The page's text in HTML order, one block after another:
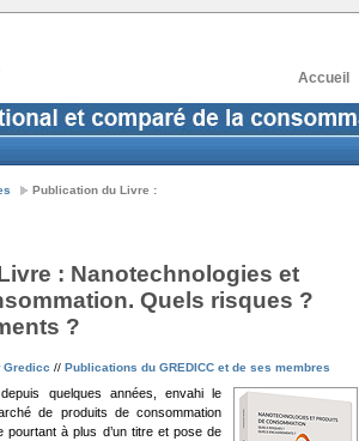
Accueil
Publication du Livre :
: Nanotechnologies et
Quels risques ?
?
Gredicc // Publications du GREDICC et de ses membres
quelques années, envahi le
de produits de consommation
pourtant à plus d’un titre et pose de